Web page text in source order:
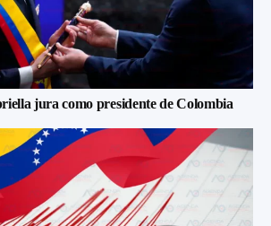
jura como presidente de Colombia